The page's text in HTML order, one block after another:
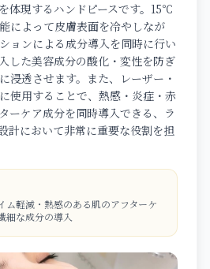
体現するハンドピースです。15℃
によって皮膚表面を冷やしなが
ョンによる成分導入を同時に行い
した美容成分の酸化・変性を防ぎ
浸透させます。また、レーザー・
使用することで、熱感・炎症・赤
ーケア成分を同時導入できる、ラ
計において非常に重要な役割を担
ム軽減・熱感のある肌のアフターケ
細な成分の導入